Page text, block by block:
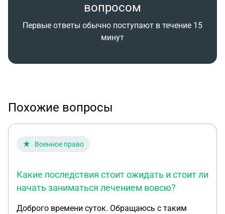
вопросом
Первые ответы обычно поступают в течение 15
минут
Похожие вопросы
Военное право
Какие последствия стоит ожидать и стоит ли
начать заниматься лечением вовсю?
Доброго времени суток. Обращаюсь с таким